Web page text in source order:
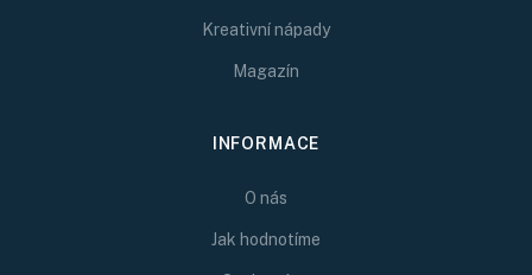
Kreativní nápady
Magazín
INFORMACE
O nás
Jak hodnotíme